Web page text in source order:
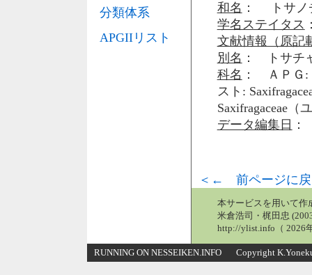
和名 ： トサノ
学名ステイタス
文献情報（原記
別名 ： トサチ
科名 ： ＡＰＧ:
スト:
Saxifragaceae（
データ編集日
＜← 前ページに戻
分類体系
APGIIリスト
本サービスを用いて作
米倉浩司・梶田忠
http://ylist.info（ 2026
RUNNING ON NESSEIKEN.INFO Copyright